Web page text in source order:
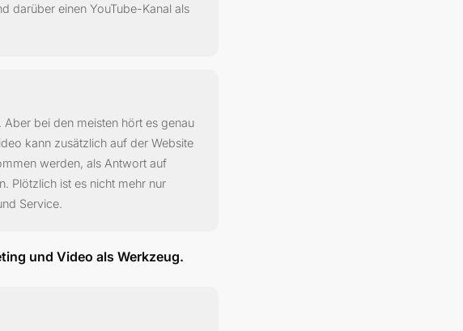
darüber einen YouTube-Kanal als
Aber bei den meisten hört es genau
kann zusätzlich auf der Website
werden, als Antwort auf
Plötzlich ist es nicht mehr nur
Service.
und Video als Werkzeug.